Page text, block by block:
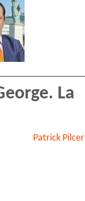
La
Patrick Pilcer